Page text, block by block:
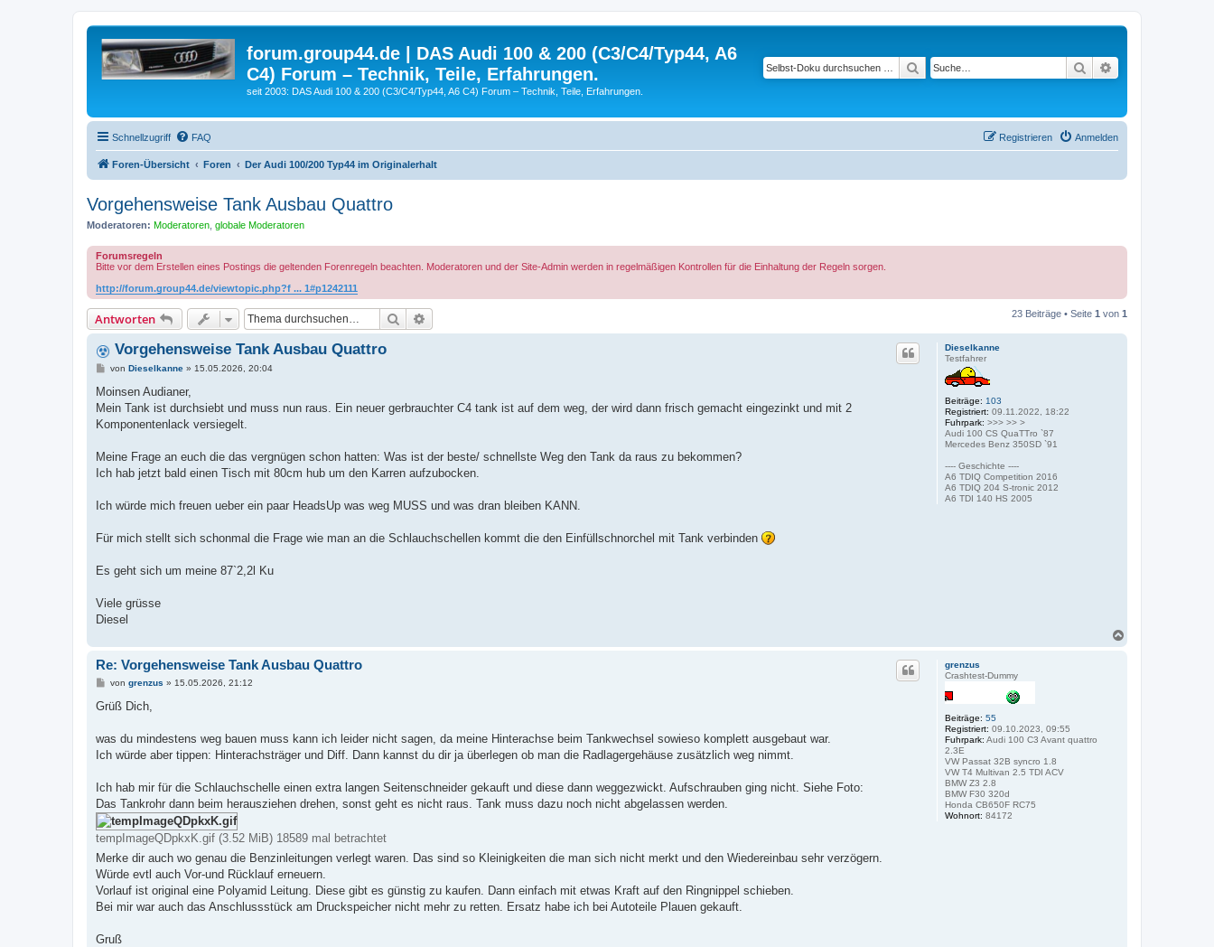
forum.group44.de | DAS Audi 100 & 200 (C3/C4/Typ44, A6
C4) Forum – Technik, Teile, Erfahrungen.
seit 2003: DAS Audi 100 & 200 (C3/C4/Typ44, A6 C4) Forum – Technik, Teile, Erfahrungen.
Suche
Suchen
Schnellzugriff FAQ Anmelden
Registrieren
Foren-Übersicht Foren Der Audi 100/200 Typ44 im Originalerhalt
Vorgehensweise Tank Ausbau Quattro
Moderatoren: Moderatoren globale Moderatoren
Forumsregeln
Bitte vor dem Erstellen eines Postings die geltenden Forenregeln beachten. Moderatoren und der Site-Admin werden in regelmäßigen Kontrollen für die Einhaltung der Regeln sorgen.
http://forum.group44.de/viewtopic.php?f ... 1#p1242111
Antworten Suche 23 Beiträge • Seite 1 von 1
Dieselkanne
Testfahrer
Beiträge: 103
Registriert: 09.11.2022, 18:22
Fuhrpark: >>> >> >
Audi 100 CS QuaTTro `87
Mercedes Benz 350SD `91
---- Geschichte ----
A6 TDIQ Competition 2016
A6 TDIQ 204 S-tronic 2012
A6 TDI 140 HS 2005
Vorgehensweise Tank Ausbau Quattro
B
i
r
a
von Dieselkanne» 15.05.2026, 20:04
Moinsen Audianer,
Mein Tank ist durchsiebt und muss nun raus. Ein neuer gerbrauchter C4 tank ist auf dem weg, der wird dann frisch gemacht eingezinkt und mit 2
Komponentenlack versiegelt.
Meine Frage an euch die das vergnügen schon hatten: Was ist der beste/ schnellste Weg den Tank da raus zu bekommen?
Ich hab jetzt bald einen Tisch mit 80cm hub um den Karren aufzubocken.
Ich würde mich freuen ueber ein paar HeadsUp was weg MUSS und was dran bleiben KANN.
Für mich stellt sich schonmal die Frage wie man an die Schlauchschellen kommt die den Einfüllschnorchel mit Tank verbinden
Es geht sich um meine 87`2,2l Ku
Viele grüsse
Diesel
grenzus
Crashtest-Dummy
Beiträge: 55
Registriert: 09.10.2023, 09:55
Fuhrpark: Audi 100 C3 Avant quattro
2.3E
VW Passat 32B syncro 1.8
VW T4 Multivan 2.5 TDI ACV
BMW Z3 2.8
BMW F30 320d
Honda CB650F RC75
Wohnort: 84172
Re: Vorgehensweise Tank Ausbau Quattro
B
i
a
von grenzus » 15.05.2026, 21:12
Grüß Dich,
was du mindestens weg bauen muss kann ich leider nicht sagen, da meine Hinterachse beim Tankwechsel sowieso komplett ausgebaut war.
Ich würde aber tippen: Hinterachsträger und Diff. Dann kannst du dir ja überlegen ob man die Radlagergehäuse zusätzlich weg nimmt.
Ich hab mir für die Schlauchschelle einen extra langen Seitenschneider gekauft und diese dann weggezwickt. Aufschrauben ging nicht. Siehe Foto:
Das Tankrohr dann beim herausziehen drehen, sonst geht es nicht raus. Tank muss dazu noch nicht abgelassen werden.
tempImageQDpkxK.gif (3.52 MiB) 18589 mal betrachtet
Merke dir auch wo genau die Benzinleitungen verlegt waren. Das sind so Kleinigkeiten die man sich nicht merkt und den Wiedereinbau sehr verzögern.
Würde evtl auch Vor-und Rücklauf erneuern.
Vorlauf ist original eine Polyamid Leitung. Diese gibt es günstig zu kaufen. Dann einfach mit etwas Kraft auf den Ringnippel schieben.
Bei mir war auch das Anschlussstück am Druckspeicher nicht mehr zu retten. Ersatz habe ich bei Autoteile Plauen gekauft.
Gruß